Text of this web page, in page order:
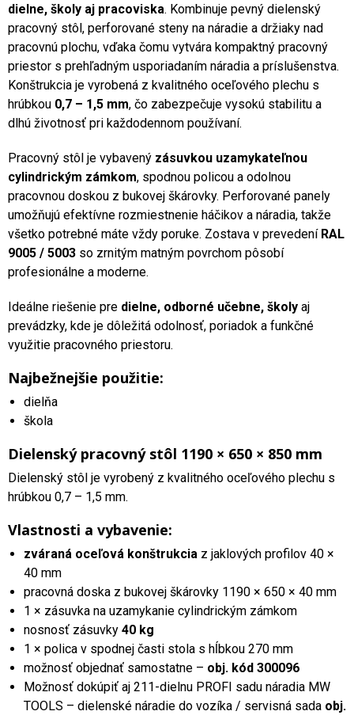
dielne, školy aj pracoviska. Kombinuje pevný dielenský
pracovný stôl, perforované steny na náradie a držiaky nad
pracovnú plochu, vďaka čomu vytvára kompaktný pracovný
priestor s prehľadným usporiadaním náradia a príslušenstva.
Konštrukcia je vyrobená z kvalitného oceľového plechu s
hrúbkou 0,7 – 1,5 mm, čo zabezpečuje vysokú stabilitu a
dlhú životnosť pri každodennom používaní.
Pracovný stôl je vybavený zásuvkou uzamykateľnou
cylindrickým zámkom, spodnou policou a odolnou
pracovnou doskou z bukovej škárovky. Perforované panely
umožňujú efektívne rozmiestnenie háčikov a náradia, takže
všetko potrebné máte vždy poruke. Zostava v prevedení RAL
9005 / 5003 so zrnitým matným povrchom pôsobí
profesionálne a moderne.
Ideálne riešenie pre dielne, odborné učebne, školy aj
prevádzky, kde je dôležitá odolnosť, poriadok a funkčné
využitie pracovného priestoru.
Najbežnejšie použitie:
dielňa
škola
Dielenský pracovný stôl 1190 × 650 × 850 mm
Dielenský stôl je vyrobený z kvalitného oceľového plechu s
hrúbkou 0,7 – 1,5 mm.
Vlastnosti a vybavenie:
zváraná oceľová konštrukcia z jaklových profilov 40 ×
40 mm
pracovná doska z bukovej škárovky 1190 × 650 × 40 mm
1 × zásuvka na uzamykanie cylindrickým zámkom
nosnosť zásuvky 40 kg
1 × polica v spodnej časti stola s hĺbkou 270 mm
možnosť objednať samostatne – obj. kód 300096
Možnosť dokúpiť aj 211-dielnu PROFI sadu náradia MW
TOOLS – dielenské náradie do vozíka / servisná sada obj.